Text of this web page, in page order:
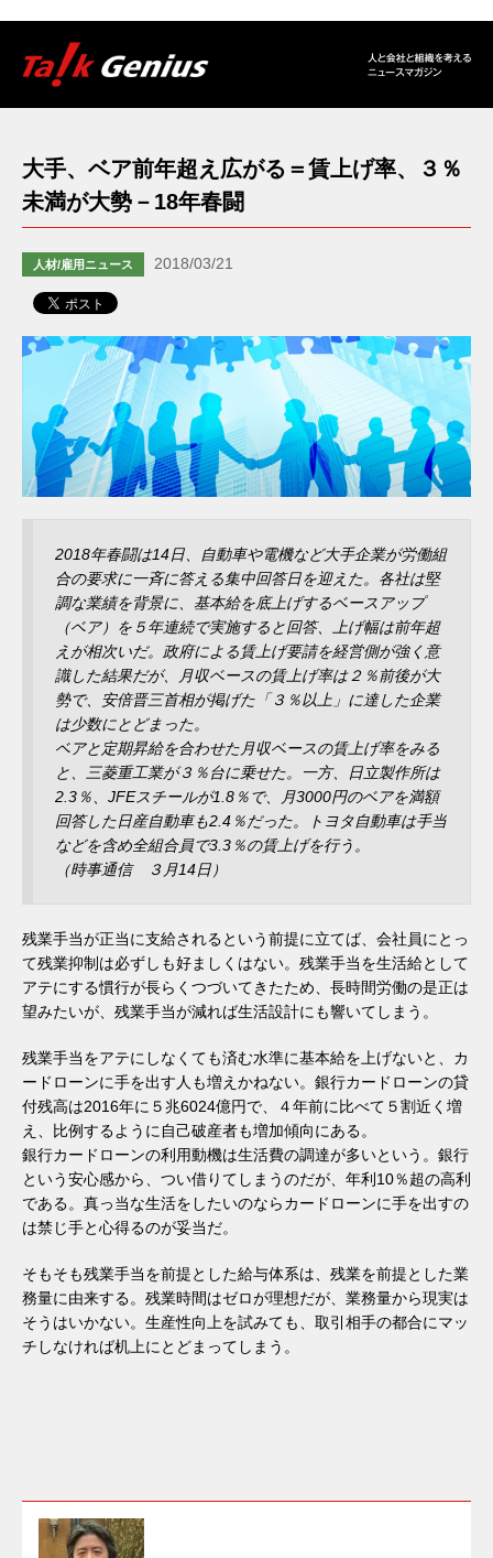
大手、ベア前年超え広がる＝賃上げ率、３％
未満が大勢－18年春闘
人材/雇用ニュース 2018/03/21
2018年春闘は14日、自動車や電機など大手企業が労働組
合の要求に一斉に答える集中回答日を迎えた。各社は堅
調な業績を背景に、基本給を底上げするベースアップ
（ベア）を５年連続で実施すると回答、上げ幅は前年超
えが相次いだ。政府による賃上げ要請を経営側が強く意
識した結果だが、月収ベースの賃上げ率は２％前後が大
勢で、安倍晋三首相が掲げた「３％以上」に達した企業
は少数にとどまった。
ベアと定期昇給を合わせた月収ベースの賃上げ率をみる
と、三菱重工業が３％台に乗せた。一方、日立製作所は
2.3％、JFEスチールが1.8％で、月3000円のベアを満額
回答した日産自動車も2.4％だった。トヨタ自動車は手当
などを含め全組合員で3.3％の賃上げを行う。
（時事通信 ３月14日）
残業手当が正当に支給されるという前提に立てば、会社員にとっ
て残業抑制は必ずしも好ましくはない。残業手当を生活給として
アテにする慣行が長らくつづいてきたため、長時間労働の是正は
望みたいが、残業手当が減れば生活設計にも響いてしまう。
残業手当をアテにしなくても済む水準に基本給を上げないと、カ
ードローンに手を出す人も増えかねない。銀行カードローンの貸
付残高は2016年に５兆6024億円で、４年前に比べて５割近く増
え、比例するように自己破産者も増加傾向にある。
銀行カードローンの利用動機は生活費の調達が多いという。銀行
という安心感から、つい借りてしまうのだが、年利10％超の高利
である。真っ当な生活をしたいのならカードローンに手を出すの
は禁じ手と心得るのが妥当だ。
そもそも残業手当を前提とした給与体系は、残業を前提とした業
務量に由来する。残業時間はゼロが理想だが、業務量から現実は
そうはいかない。生産性向上を試みても、取引相手の都合にマッ
チしなければ机上にとどまってしまう。